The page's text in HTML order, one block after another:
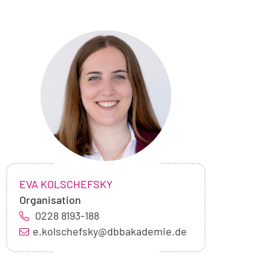
Foto
von
Eva
Kolschefsky
NAME:
EVA KOLSCHEFSKY,
Organisation
0228 8193-188
e.kolschefsky@dbbakademie.de